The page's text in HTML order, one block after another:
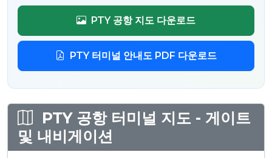
PTY 공항 지도 다운로드
PTY 터미널 안내도 PDF 다운로드
PTY 공항 터미널 지도 - 게이트
및 내비게이션